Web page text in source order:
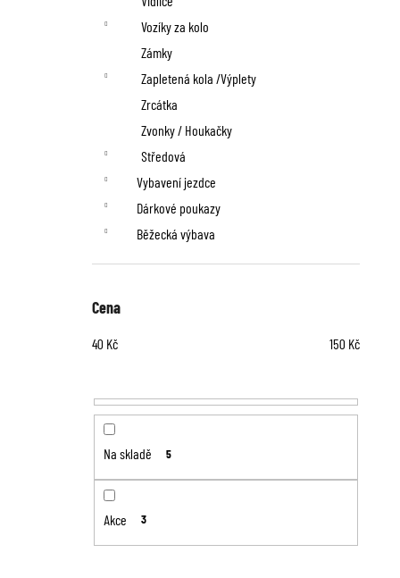
Vozíky za kolo
Zámky
Zapletená kola /Výplety
Zrcátka
Zvonky / Houkačky
Středová
Vybavení jezdce
Dárkové poukazy
Běžecká výbava
Cena
40 Kč 150 Kč
Na skladě 5
Akce 3